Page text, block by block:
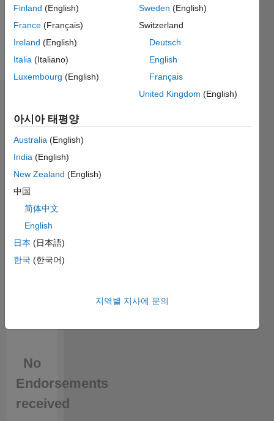
Follow
Please
loginto
endorse
person
in a skill
No
Endorsements
received
Finland (English)
France (Français)
Ireland (English)
Italia (Italiano)
Luxembourg (English)
Sweden (English)
Switzerland
Deutsch
English
Français
United Kingdom (English)
아시아 태평양
Australia (English)
India (English)
New Zealand (English)
中国
简体中文
English
日本 (日本語)
한국 (한국어)
지역별 지사에 문의